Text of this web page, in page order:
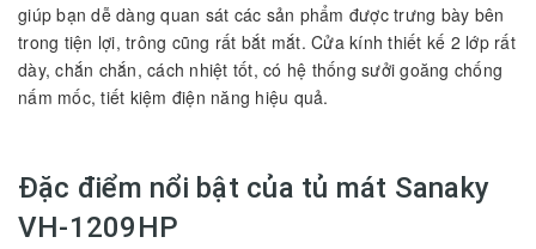
giúp bạn dễ dàng quan sát các sản phẩm được trưng bày bên
trong tiện lợi, trông cũng rất bắt mắt. Cửa kính thiết kế 2 lớp rất
dày, chắn chắn, cách nhiệt tốt, có hệ thống sưởi goăng chống
nấm mốc, tiết kiệm điện năng hiệu quả.
Đặc điểm nổi bật của tủ mát Sanaky
VH-1209HP